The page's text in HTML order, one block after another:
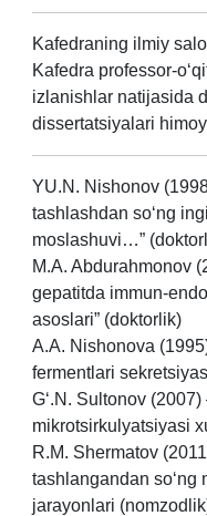
Kafedraning ilmiy
Kafedra professor-
izlanishlar natijasida
dissertatsiyalari
YU.N. Nishonov
tashlashdan so‘ng
moslashuvi…”
M.A. Abdurahmonov
gepatitda immun-
asoslari” (doktorlik)
A.A. Nishonova
fermentlari
G‘.N. Sultonov
mikrotsirkulyatsiyasi
R.M. Shermatov
tashlangandan so‘ng
jarayonlari